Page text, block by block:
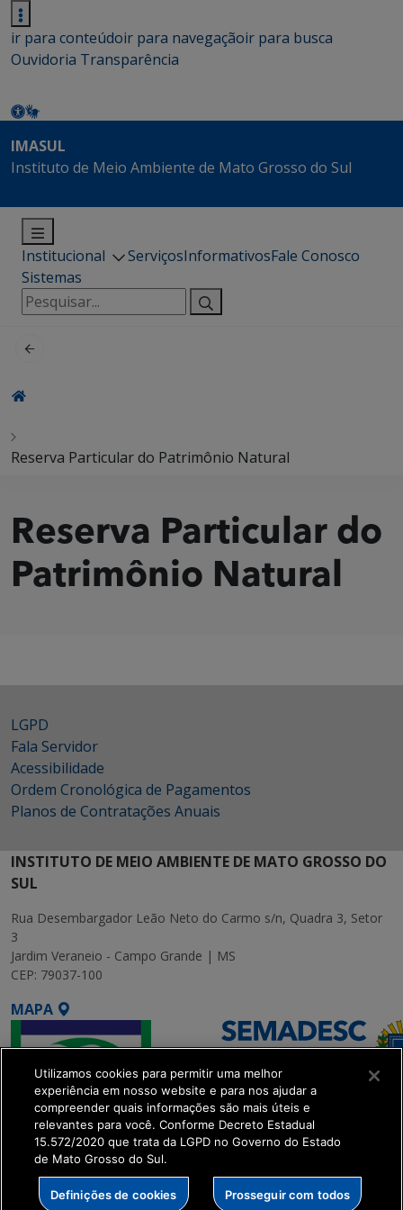
ir para conteúdoir para navegaçãoir para busca
Ouvidoria Transparência
IMASUL
Instituto de Meio Ambiente de Mato Grosso do Sul
Institucional ServiçosInformativosFale Conosco
Sistemas
Pesquisar
por:
Reserva Particular do Patrimônio Natural
Reserva Particular do
Patrimônio Natural
LGPD
Fala Servidor
Acessibilidade
Ordem Cronológica de Pagamentos
Planos de Contratações Anuais
INSTITUTO DE MEIO AMBIENTE DE MATO GROSSO DO
SUL
Rua Desembargador Leão Neto do Carmo s/n, Quadra 3, Setor
3
Jardim Veraneio - Campo Grande | MS
CEP: 79037-100
MAPA
SETDIG | Secretaria-
Executiva de
Transformação Digital
Utilizamos cookies para permitir uma melhor
experiência em nosso website e para nos ajudar a
compreender quais informações são mais úteis e
relevantes para você. Conforme Decreto Estadual
15.572/2020 que trata da LGPD no Governo do Estado
de Mato Grosso do Sul.
Definições de cookies Prosseguir com todos